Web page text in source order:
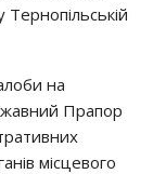
на
Прапор
місцевого